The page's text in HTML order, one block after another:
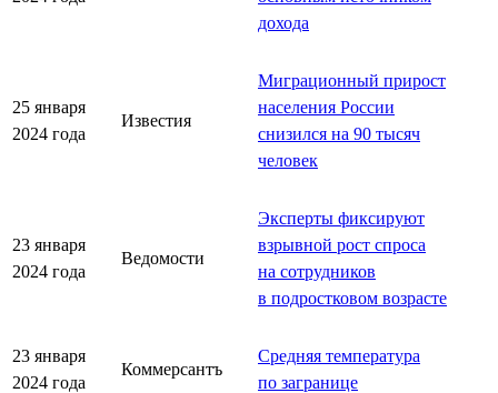
дохода
25 января
2024 года
Известия
Миграционный прирост
населения России
снизился на 90 тыcяч
человек
23 января
2024 года
Ведомости
Эксперты фиксируют
взрывной рост спроса
на сотрудников
в подростковом возрасте
23 января
2024 года
Коммерсантъ
Средняя температура
по загранице